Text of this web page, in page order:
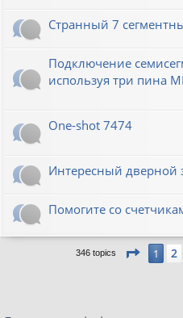
Странный 7
Подключение
используя три пина
One-shot 7474
Интересный дверной
Помогите со
346 topics Page 1
1 2